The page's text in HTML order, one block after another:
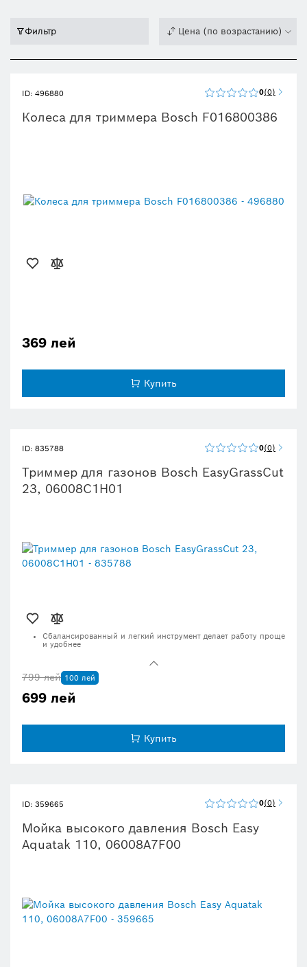
Фильтр Цена (по возрастанию)
ID: 496880 0 0
Колеса для триммера Bosch F016800386
369 лей
Купить
ID: 835788 0 0
Триммер для газонов Bosch EasyGrassCut
23, 06008C1H01
Сбалансированный и легкий инструмент делает работу проще
и удобнее
Простая в использовании полуавтоматическая система подачи
лески устраняет необходимость в ручной настройке
Высококачественная отделка, мощный двигатель и
долговечность дают идеальные результаты
799 лей 100 лей
699 лей
Купить
ID: 359665 0 0
Мойка высокого давления Bosch Easy
Aquatak 110, 06008A7F00